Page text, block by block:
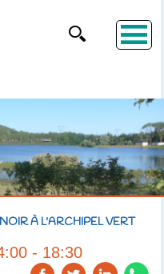
À L'ARCHIPEL VERT
- 18:30